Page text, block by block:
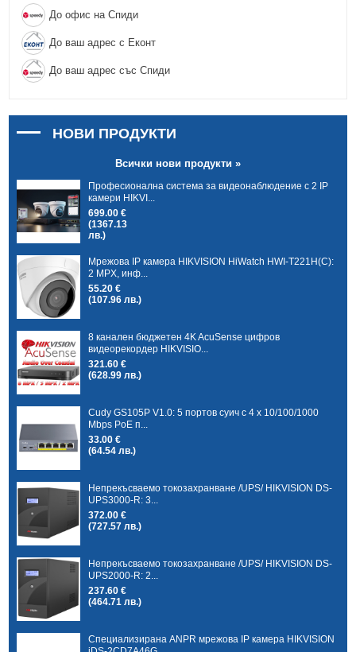
До офис на Спиди
До ваш адрес с Еконт
До ваш адрес със Спиди
НОВИ ПРОДУКТИ
Всички нови продукти »
Професионална система за видеонаблюдение с 2 IP
камери HIKVI...
699.00 €
(1367.13
лв.)
Мрежова IP камера HIKVISION HiWatch HWI-T221H(C):
2 MPX, инф...
55.20 €
(107.96 лв.)
8 канален бюджетен 4K AcuSense цифров
видеорекордер HIKVISIO...
321.60 €
(628.99 лв.)
Cudy GS105P V1.0: 5 портов суич с 4 x 10/100/1000
Mbps PoE п...
33.00 €
(64.54 лв.)
Непрекъсваемо токозахранване /UPS/ HIKVISION DS-
UPS3000-R: 3...
372.00 €
(727.57 лв.)
Непрекъсваемо токозахранване /UPS/ HIKVISION DS-
UPS2000-R: 2...
237.60 €
(464.71 лв.)
Специализирана ANPR мрежова IP камера HIKVISION